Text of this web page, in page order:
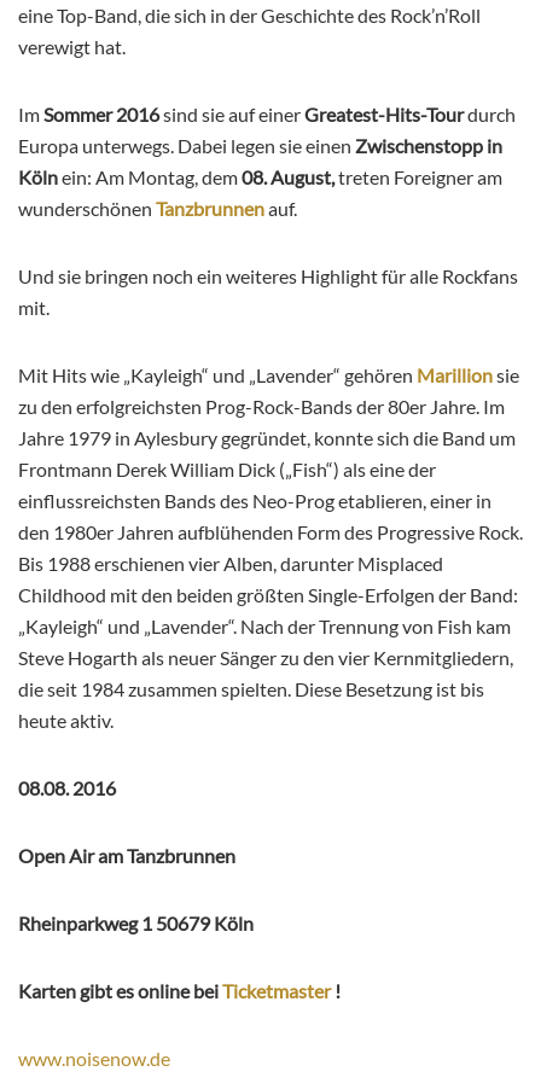
eine Top-Band, die sich in der Geschichte des Rock’n’Roll
verewigt hat.
ImSommer 2016sind sie auf einerGreatest-Hits-Tourdurch
Europa unterwegs. Dabei legen sie einen Zwischenstopp in
Kölnein: Am Montag, dem08. August,treten Foreigner am
wunderschönen Tanzbrunnenauf.
Und sie bringen noch ein weiteres Highlight für alle Rockfans
mit.
Mit Hits wie „Kayleigh“ und „Lavender“ gehören Marillionsie
zu den erfolgreichsten Prog-Rock-Bands der 80er Jahre. Im
Jahre 1979 in Aylesbury gegründet, konnte sich die Band um
Frontmann Derek William Dick („Fish“) als eine der
einflussreichsten Bands des Neo-Prog etablieren, einer in
den 1980er Jahren aufblühenden Form des Progressive Rock.
Bis 1988 erschienen vier Alben, darunter Misplaced
Childhood mit den beiden größten Single-Erfolgen der Band:
„Kayleigh“ und „Lavender“. Nach der Trennung von Fish kam
Steve Hogarth als neuer Sänger zu den vier Kernmitgliedern,
die seit 1984 zusammen spielten. Diese Besetzung ist bis
heute aktiv.
08.08. 2016
Open Air am Tanzbrunnen
Rheinparkweg 1 50679 Köln
Karten gibt es online beiTicketmaster!
www.noisenow.de